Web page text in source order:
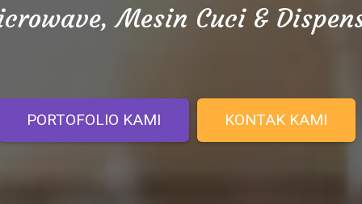
Mesin Cuci &
PORTOFOLIO KAMI KONTAK KAMI